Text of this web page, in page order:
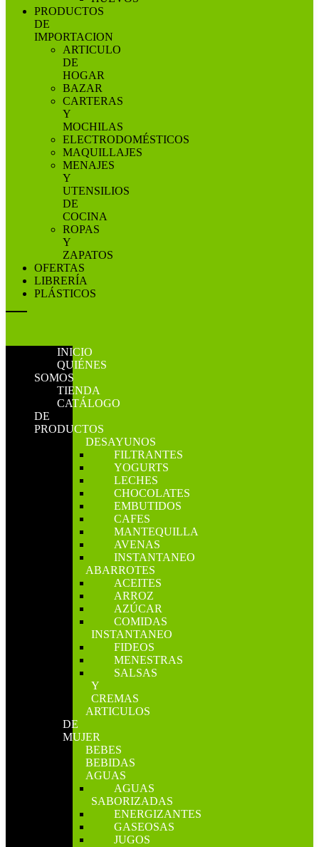
PRODUCTOS
DE
IMPORTACION
ARTICULO
DE
HOGAR
BAZAR
CARTERAS
Y
MOCHILAS
ELECTRODOMÉSTICOS
MAQUILLAJES
MENAJES
Y
UTENSILIOS
DE
COCINA
ROPAS
Y
ZAPATOS
OFERTAS
LIBRERÍA
PLÁSTICOS
INICIO
QUIÉNES
SOMOS
TIENDA
CATÁLOGO
DE
PRODUCTOS
DESAYUNOS
FILTRANTES
YOGURTS
LECHES
CHOCOLATES
EMBUTIDOS
CAFES
MANTEQUILLA
AVENAS
INSTANTANEO
ABARROTES
ACEITES
ARROZ
AZÚCAR
COMIDAS
INSTANTANEO
FIDEOS
MENESTRAS
SALSAS
Y
CREMAS
ARTICULOS
DE
MUJER
BEBES
BEBIDAS
AGUAS
AGUAS
SABORIZADAS
ENERGIZANTES
GASEOSAS
JUGOS